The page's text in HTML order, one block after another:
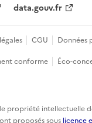
data.gouv.fr
CGU
Données
conforme
Éco-
propriété intellectuelle
proposés sous licence